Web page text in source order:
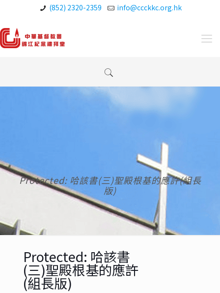
(852) 2320-2359 info@ccckkc.org.hk
Protected: 哈該書(三)聖殿根基的應許(組長
版)
Protected: 哈該書
(三)聖殿根基的應許
(組長版)